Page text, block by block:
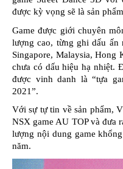
được kỳ vọng sẽ là sản
Game được giới chuyên
lượng cao, từng ghi dấu
Singapore, Malaysia,
chưa có dấu hiệu hạ nhiệt.
được vinh danh là “tựa
2021”.
Với sự tự tin về sản phẩm,
NSX game AU TOP và đưa
lượng nội dung game
năm.